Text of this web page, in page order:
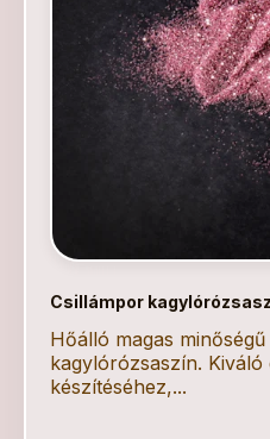
Csillámpor
Hőálló magas
kagylórózsaszín.
készítéséhez,...